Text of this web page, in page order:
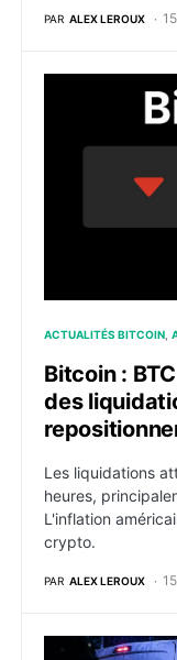
PAR ALEX LEROUX
Bitcoin : BTC
ACTUALITÉS BITCOIN
Bitcoin :
des
Les liquidations
heures,
L'inflation
crypto.
PAR ALEX LEROUX
Enlèvement